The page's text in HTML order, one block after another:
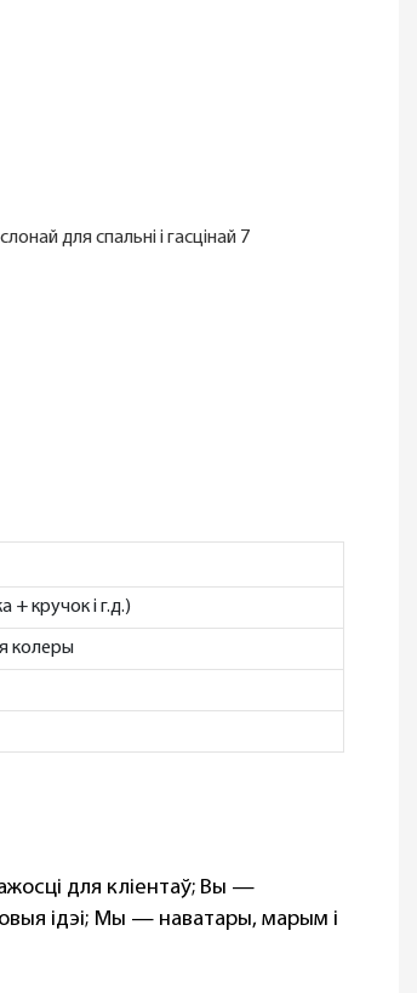
+ кручок і г.д.)
колеры
для кліентаў; Вы —
ідэі; Мы — наватары, марым і